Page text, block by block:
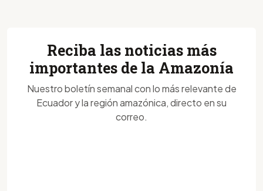
Reciba las noticias más
importantes de la Amazonía
Nuestro boletín semanal con lo más relevante de
Ecuador y la región amazónica, directo en su
correo.